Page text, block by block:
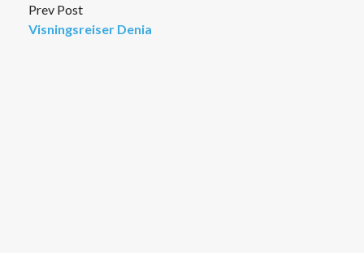
Prev Post
Visningsreiser Denia